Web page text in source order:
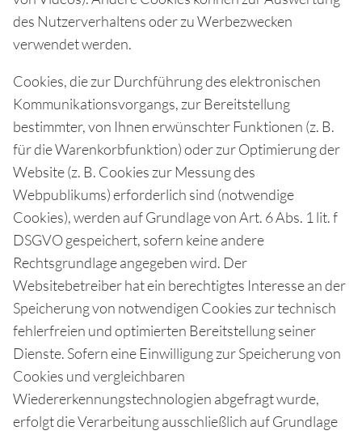
des Nutzerverhaltens oder zu Werbezwecken
verwendet werden.
Cookies, die zur Durchführung des elektronischen
Kommunikationsvorgangs, zur Bereitstellung
bestimmter, von Ihnen erwünschter Funktionen (z. B.
für die Warenkorbfunktion) oder zur Optimierung der
Website (z. B. Cookies zur Messung des
Webpublikums) erforderlich sind (notwendige
Cookies), werden auf Grundlage von Art. 6 Abs. 1 lit. f
DSGVO gespeichert, sofern keine andere
Rechtsgrundlage angegeben wird. Der
Websitebetreiber hat ein berechtigtes Interesse an der
Speicherung von notwendigen Cookies zur technisch
fehlerfreien und optimierten Bereitstellung seiner
Dienste. Sofern eine Einwilligung zur Speicherung von
Cookies und vergleichbaren
Wiedererkennungstechnologien abgefragt wurde,
erfolgt die Verarbeitung ausschließlich auf Grundlage